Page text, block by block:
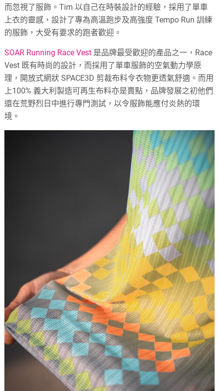
而忽視了服飾。Tim 以自己在時裝設計的經驗，採用了單車
上衣的靈感，設計了專為高溫跑步及高強度 Tempo Run 訓練
的服飾，大受有要求的跑者歡迎。
SOAR Running Race Vest 是品牌最受歡迎的產品之一，Race
Vest 既有時尚的設計，而採用了單車服飾的空氣動力學原
理，開放式網狀 SPACE3D 剪裁布料令衣物更透氣舒適。而用
上100% 義大利製造可再生布料亦是賣點，品牌發展之初他們
還在荒野烈日中進行專門測試，以令服飾能應付炎熱的環
境。